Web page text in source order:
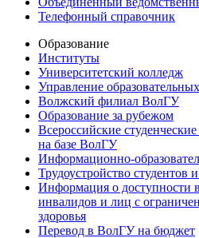
Телефонный справочник
Образование
Институты
Университетский колледж
Управление
Волжский филиал ВолГУ
Образование за рубежом
Всероссийские
на базе ВолГУ
Информационно-
Трудоустройство студентов
Информация о доступности
инвалидов и лиц с
здоровья
Перевод в ВолГУ на бюджет